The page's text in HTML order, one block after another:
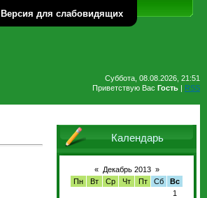
Версия для слабовидящих
Суббота, 08.08.2026, 21:51
Приветствую Вас Гость | RSS
Календарь
« Декабрь 2013 »
Пн
Вт Ср Чт Пт Сб
Вс
1